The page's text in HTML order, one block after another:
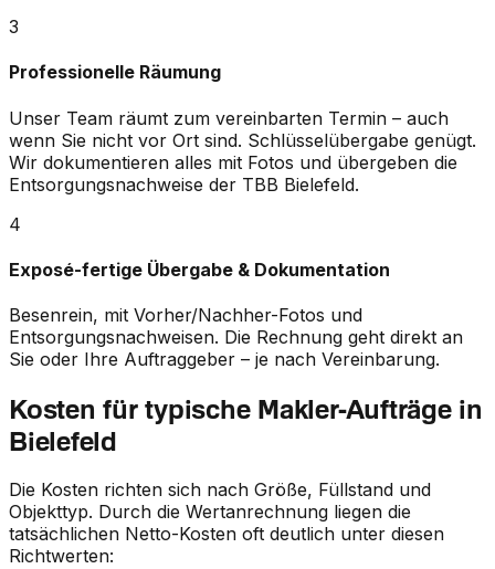
3
Professionelle Räumung
Unser Team räumt zum vereinbarten Termin – auch
wenn Sie nicht vor Ort sind. Schlüsselübergabe genügt.
Wir dokumentieren alles mit Fotos und übergeben die
Entsorgungsnachweise der TBB Bielefeld.
4
Exposé-fertige Übergabe & Dokumentation
Besenrein, mit Vorher/Nachher-Fotos und
Entsorgungsnachweisen. Die Rechnung geht direkt an
Sie oder Ihre Auftraggeber – je nach Vereinbarung.
Kosten für typische Makler-Aufträge in
Bielefeld
Die Kosten richten sich nach Größe, Füllstand und
Objekttyp. Durch die Wertanrechnung liegen die
tatsächlichen Netto-Kosten oft deutlich unter diesen
Richtwerten: